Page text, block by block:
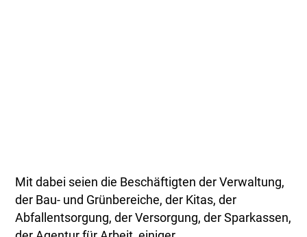
Mit dabei seien die Beschäftigten der Verwaltung,
der Bau- und Grünbereiche, der Kitas, der
Abfallentsorgung, der Versorgung, der Sparkassen,